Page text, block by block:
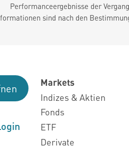
Performanceergebnisse der
sind nach den
Markets
Indizes & Aktien
Fonds
ETF
Derivate